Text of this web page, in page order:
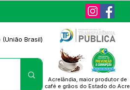
Brasil)
Acrelândia, maior produtor de
café e grãos do Estado do Acre